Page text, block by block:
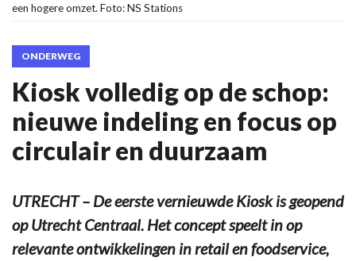
een hogere omzet. Foto: NS Stations
ONDERWEG
Kiosk volledig op de schop:
nieuwe indeling en focus op
circulair en duurzaam
UTRECHT – De eerste vernieuwde Kiosk is geopend
op Utrecht Centraal. Het concept speelt in op
relevante ontwikkelingen in retail en foodservice,